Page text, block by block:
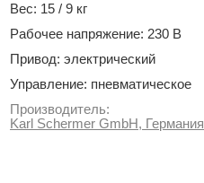
Вес: 15 / 9 кг
Рабочее напряжение: 230 В
Привод: электрический
Управление: пневматическое
Производитель:
Karl Schermer GmbH, Германия